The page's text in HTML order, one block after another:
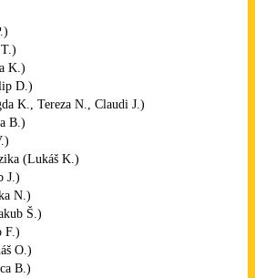
K.)
D.)
K., Tereza N., Claudi J.)
B.)
(Lukáš K.)
J.)
N.)
Š.)
F.)
O.)
B.)